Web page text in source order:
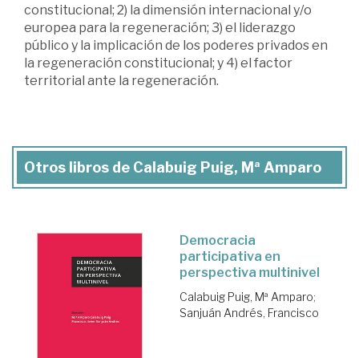
constitucional; 2) la dimensión internacional y/o
europea para la regeneración; 3) el liderazgo
público y la implicación de los poderes privados en
la regeneración constitucional; y 4) el factor
territorial ante la regeneración.
Otros libros de Calabuig Puig, Mª Amparo
Democracia
participativa en
perspectiva multinivel
Calabuig Puig, Mª Amparo;
Sanjuán Andrés, Francisco